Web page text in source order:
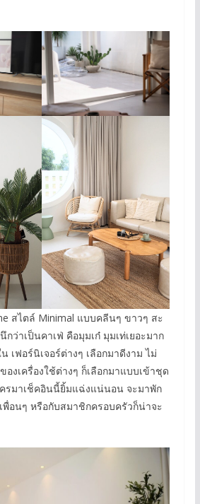
สไตล์ Minimal แบบคลีนๆ ขาวๆ สะ
ว่าเป็นคาเฟ่ คือมุมเก๋ มุมเท่เยอะมาก
เฟอร์นิเจอร์ต่างๆ เลือกมาดีงาม ไม่
งเครื่องใช้ต่างๆ ก็เลือกมาแบบเข้าชุด
รมาเช็คอินนี้ยิ้มแฉ่งแน่นอน จะมาพัก
อนๆ หรือกับสมาชิกครอบครัวก็น่าจะ